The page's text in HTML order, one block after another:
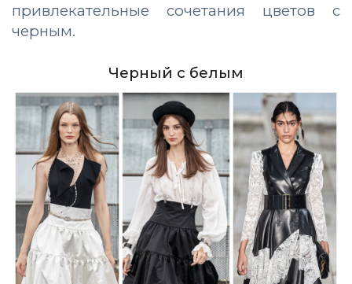
привлекательные сочетания цветов с
черным.
Черный с белым